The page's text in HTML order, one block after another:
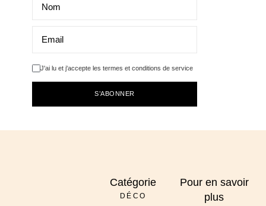
J'ai lu et j'accepte les termes et conditions de service
S’ABONNER
Catégorie
DÉCO
Pour en savoir
plus